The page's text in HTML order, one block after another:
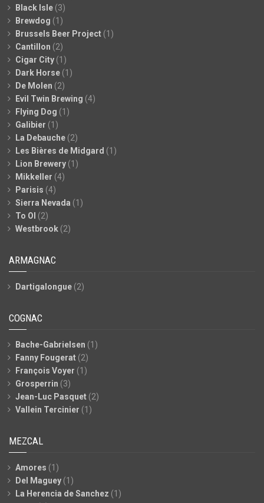
Black Isle (3)
Brewdog (1)
Brussels Beer Project (1)
Cantillon (2)
Cigar City (1)
Dark Horse (1)
De Molen (2)
Evil Twin Brewing (4)
Flying Dog (1)
Galibier (1)
La Debauche (2)
Les Bières de Midgard (1)
Lion Brewery (1)
Mikkeller (4)
Parisis (4)
Sierra Nevada (1)
To Ol (2)
Westbrook (2)
ARMAGNAC
Dartigalongue (2)
COGNAC
Bache-Gabrielsen (1)
Fanny Fougerat (2)
François Voyer (1)
Grosperrin (3)
Jean-Luc Pasquet (2)
Vallein Tercinier (1)
MEZCAL
Amores (1)
Del Maguey (1)
La Herencia de Sanchez (1)